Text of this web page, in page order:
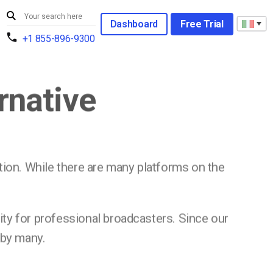
+1 855-896-9300
Dashboard Free Trial
While there are many platforms on the
for professional broadcasters. Since our
many.